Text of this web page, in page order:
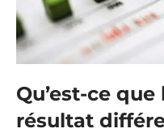
Qu’est-ce
résultat